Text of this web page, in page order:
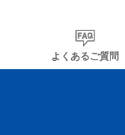
よくあるご質問